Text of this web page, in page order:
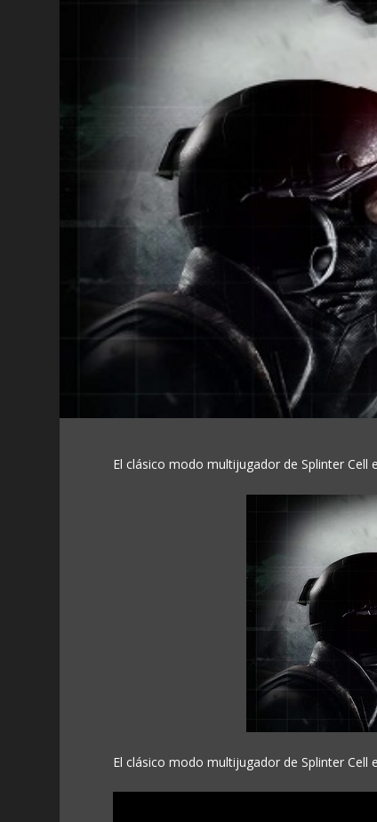
El clásico modo multijugador de Splinter Cell
El clásico modo multijugador de Splinter Cell